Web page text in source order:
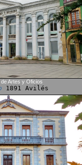
Artes y Oficios
1891 Avilés